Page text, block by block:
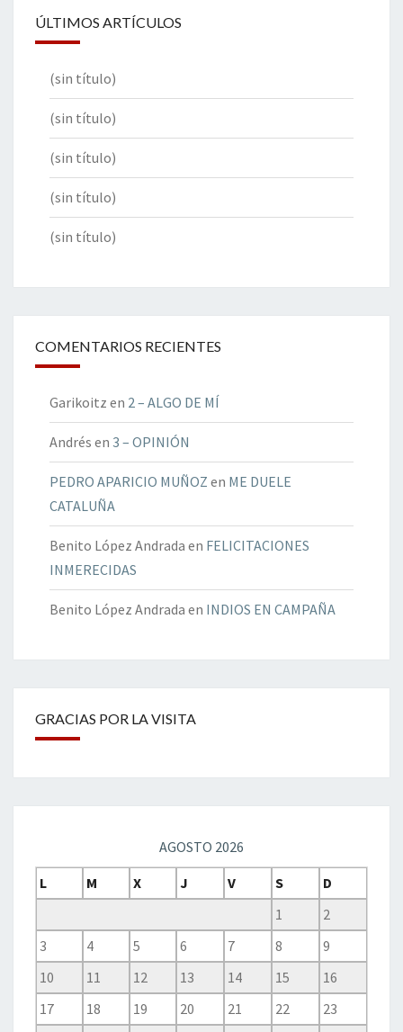
ÚLTIMOS ARTÍCULOS
(sin título)
(sin título)
(sin título)
(sin título)
(sin título)
COMENTARIOS RECIENTES
Garikoitz en 2 – ALGO DE MÍ
Andrés en 3 – OPINIÓN
PEDRO APARICIO MUÑOZ en ME DUELE
CATALUÑA
Benito López Andrada en FELICITACIONES
INMERECIDAS
Benito López Andrada en INDIOS EN CAMPAÑA
GRACIAS POR LA VISITA
AGOSTO 2026
L
M X J V S
D
1
2
3
4 5 6 7 8
9
10
11 12 13 14 15
16
17
18 19 20 21 22
23